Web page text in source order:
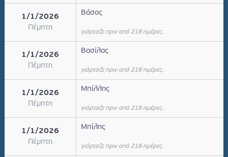
1/1/2026
Πέμπτη
Βάσος
γιόρταζε πριν από 218 ημέρες.
1/1/2026
Πέμπτη
Βασίλας
γιόρταζε πριν από 218 ημέρες.
1/1/2026
Πέμπτη
Μπίλλης
γιόρταζε πριν από 218 ημέρες.
1/1/2026
Πέμπτη
Μπίλης
γιόρταζε πριν από 218 ημέρες.